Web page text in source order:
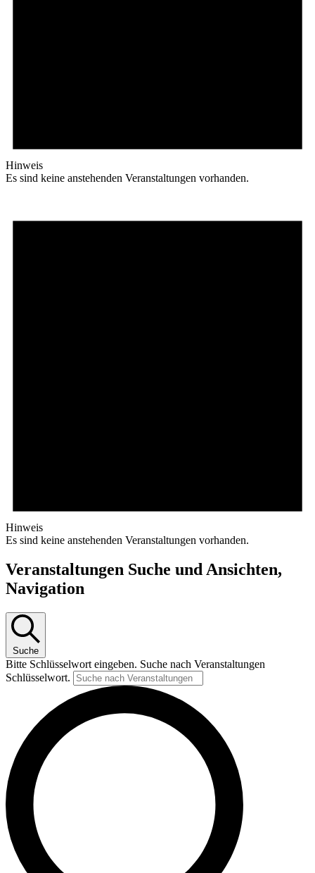
Hinweis
Es sind keine anstehenden Veranstaltungen vorhanden.
Hinweis
Es sind keine anstehenden Veranstaltungen vorhanden.
Veranstaltungen Suche und Ansichten,
Navigation
Suche
Bitte Schlüsselwort eingeben. Suche nach Veranstaltungen
Schlüsselwort.